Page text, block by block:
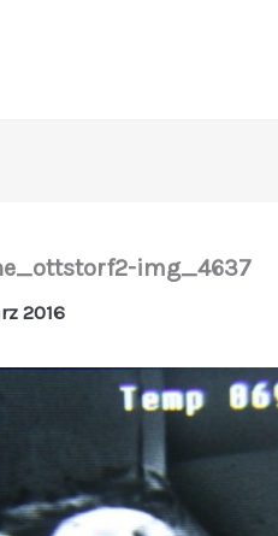
img_4637
2016